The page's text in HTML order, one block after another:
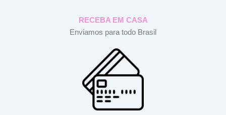
RECEBA EM CASA
Enviamos para todo Brasil